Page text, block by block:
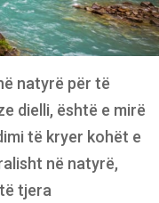
natyrë për të
dielli, është e mirë
të kryer kohët e
në natyrë,
tjera